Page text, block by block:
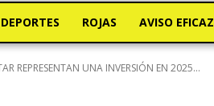
DEPORTES ROJAS AVISO EFICAZ
REPRESENTAN UNA INVERSIÓN EN 2025...